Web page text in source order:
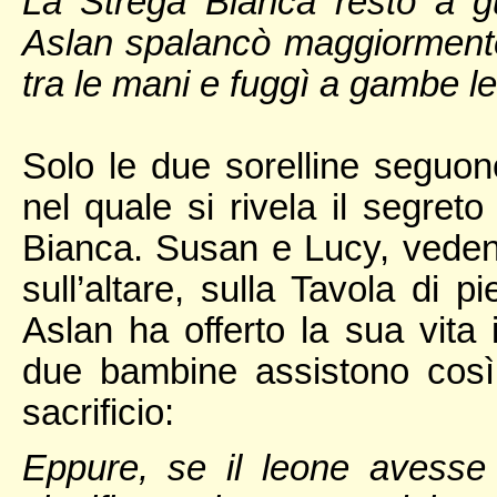
Aslan spalancò
tra le mani e fuggì a gambe
Solo le due sorelline
nel quale si rivela il
Bianca. Susan e Lucy,
sull’altare, sulla Tavola di
Aslan ha offerto la sua vita
due bambine assistono
sacrificio:
Eppure, se il leone